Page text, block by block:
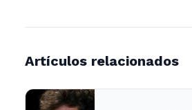
Artículos relacionados